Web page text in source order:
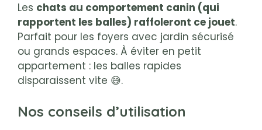
Les chats au comportement canin (qui
rapportent les balles) raffoleront ce jouet.
Parfait pour les foyers avec jardin sécurisé
ou grands espaces. À éviter en petit
appartement : les balles rapides
disparaissent vite 😅.
Nos conseils d’utilisation